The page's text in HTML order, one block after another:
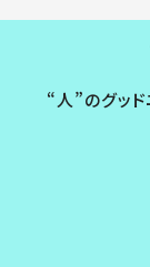
“人”のグッ